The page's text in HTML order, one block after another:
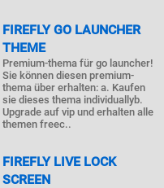
FIREFLY GO LAUNCHER
THEME
Premium-thema für go launcher!
Sie können diesen premium-
thema über erhalten: a. Kaufen
sie dieses thema individuallyb.
Upgrade auf vip und erhalten alle
themen freec..
FIREFLY LIVE LOCK
SCREEN